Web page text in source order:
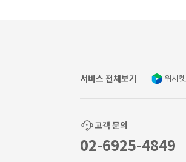
서비스 전체보기 위시켓
고객 문의
02-6925-4849